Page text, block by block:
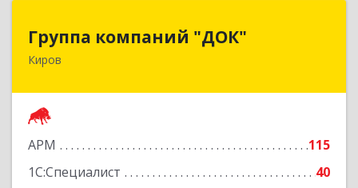
Группа компаний "ДОК"
Киров
АРМ
115
1С:Специалист
40
Группа компаний "ДОК"
610017, Кировская обл, Киров г, Горького ул,